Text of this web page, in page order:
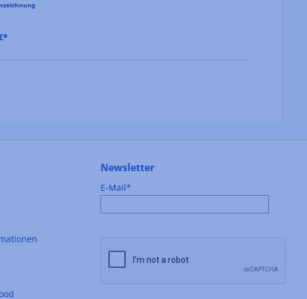
Newsletter
E-Mail*